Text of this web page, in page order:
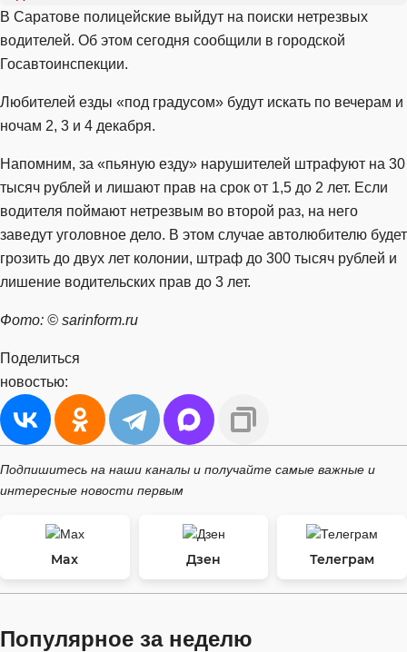
В Саратове полицейские выйдут на поиски нетрезвых
водителей. Об этом сегодня сообщили в городской
Госавтоинспекции.
Любителей езды «под градусом» будут искать по вечерам и
ночам 2, 3 и 4 декабря.
Напомним, за «пьяную езду» нарушителей штрафуют на 30
тысяч рублей и лишают прав на срок от 1,5 до 2 лет. Если
водителя поймают нетрезвым во второй раз, на него
заведут уголовное дело. В этом случае автолюбителю будет
грозить до двух лет колонии, штраф до 300 тысяч рублей и
лишение водительских прав до 3 лет.
Фото: © sarinform.ru
Поделиться
новостью:
Подпишитесь на наши каналы и получайте самые важные и
интересные новости первым
Max Дзен Телеграм
Популярное за неделю